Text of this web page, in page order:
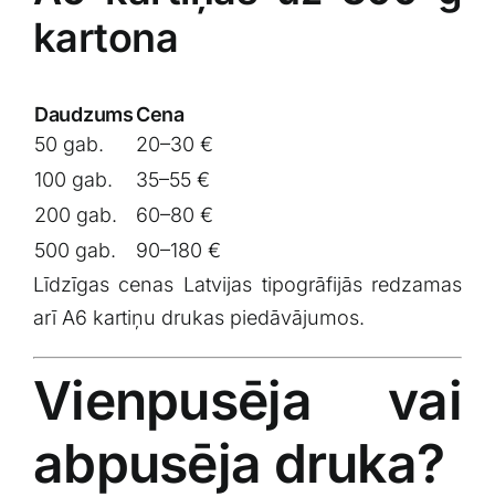
kartona
DaudzumsCena
50 gab.
20–30 €
100 gab.
35–55 €
200 gab.
60–80 €
500 gab.
90–180 €
Līdzīgas cenas Latvijas tipogrāfijās redzamas
arī A6 kartiņu drukas piedāvājumos.
Vienpusēja vai
abpusēja druka?